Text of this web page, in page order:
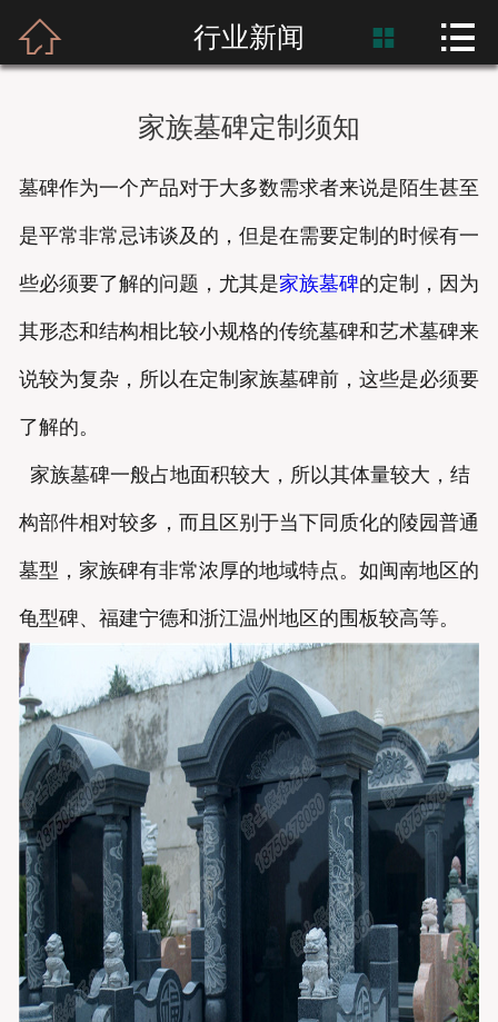
首页
新闻资讯
工程案例
 行业新闻  
家族墓碑定制须知
墓碑作为一个产品对于大多数需求者来说是陌生甚至
是平常非常忌讳谈及的，但是在需要定制的时候有一
些必须要了解的问题，尤其是家族墓碑的定制，因为
其形态和结构相比较小规格的传统墓碑和艺术墓碑来
说较为复杂，所以在定制家族墓碑前，这些是必须要
了解的。
家族墓碑一般占地面积较大，所以其体量较大，结
构部件相对较多，而且区别于当下同质化的陵园普通
墓型，家族碑有非常浓厚的地域特点。如闽南地区的
龟型碑、福建宁德和浙江温州地区的围板较高等。